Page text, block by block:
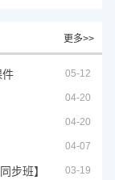
更多>>
件 05-12
04-20
04-20
04-07
步班】 03-19